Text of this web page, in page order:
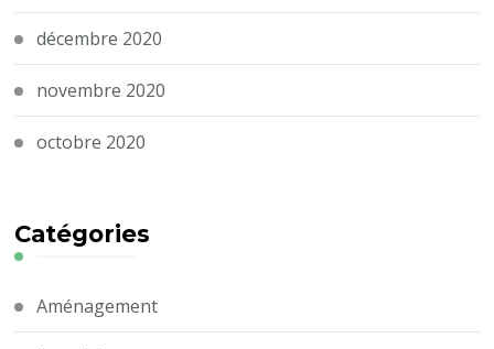
décembre 2020
novembre 2020
octobre 2020
Catégories
Aménagement